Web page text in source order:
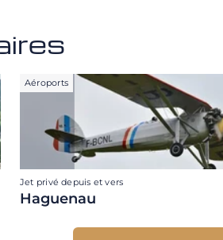
Aéroports
Jet privé depuis et vers
Haguenau